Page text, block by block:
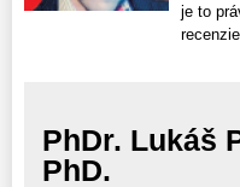
je to
PhDr. Lukáš
PhD.